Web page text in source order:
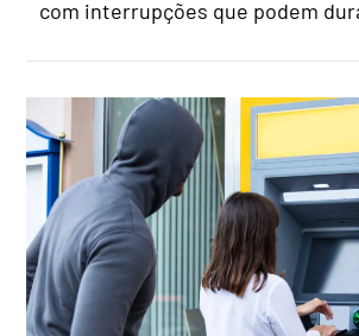
com interrupções que podem